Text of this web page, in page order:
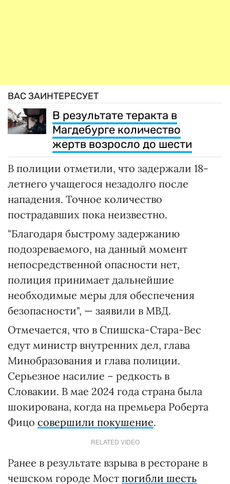
ВАС ЗАИНТЕРЕСУЕТ
В результате теракта в
Магдебурге количество
жертв возросло до шести
В полиции отметили, что задержали 18-
летнего учащегося незадолго после
нападения. Точное количество
пострадавших пока неизвестно.
"Благодаря быстрому задержанию
подозреваемого, на данный момент
непосредственной опасности нет,
полиция принимает дальнейшие
необходимые меры для обеспечения
безопасности", — заявили в МВД.
Отмечается, что в Спишска-Стара-Вес
едут министр внутренних дел, глава
Минобразования и глава полиции.
Серьезное насилие – редкость в
Словакии. В мае 2024 года страна была
шокирована, когда на премьера Роберта
Фицо совершили покушение.
RELATED VIDEO
Ранее в результате взрыва в ресторане в
чешском городе Мост погибли шесть